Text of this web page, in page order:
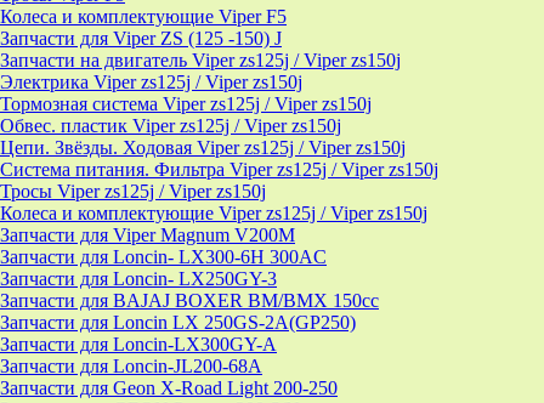
Колеса и комплектующие Viper F5
Запчасти для Viper ZS (125 -150) J
Запчасти на двигатель Viper zs125j / Viper zs150j
Электрика Viper zs125j / Viper zs150j
Тормозная система Viper zs125j / Viper zs150j
Обвес. пластик Viper zs125j / Viper zs150j
Цепи. Звёзды. Ходовая Viper zs125j / Viper zs150j
Система питания. Фильтра Viper zs125j / Viper zs150j
Тросы Viper zs125j / Viper zs150j
Колеса и комплектующие Viper zs125j / Viper zs150j
Запчасти для Viper Magnum V200M
Запчасти для Loncin- LX300-6H 300AC
Запчасти для Loncin- LX250GY-3
Запчасти для BAJAJ BOXER BM/ВМX 150cc
Запчасти для Loncin LX 250GS-2A(GP250)
Запчасти для Loncin-LX300GY-A
Запчасти для Loncin-JL200-68A
Запчасти для Geon X-Road Light 200-250